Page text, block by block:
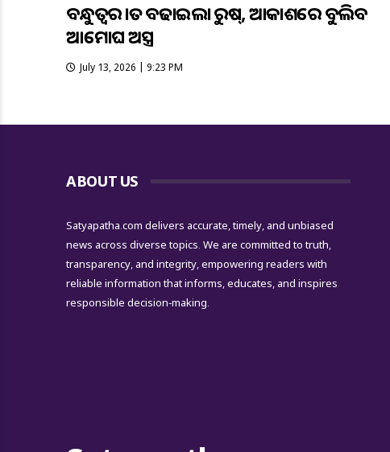
ବନ୍ଧୁତ୍ବର ହାତ ବଢାଇଲା ରୁଷ୍, ଆକାଶରେ ବୁଲିବ
ଆମୋଘ ଅସ୍ତ୍ର
July 13, 2026 | 9:23 PM
ABOUT US
Satyapatha.com delivers accurate, timely, and unbiased
news across diverse topics. We are committed to truth,
transparency, and integrity, empowering readers with
reliable information that informs, educates, and inspires
responsible decision-making.